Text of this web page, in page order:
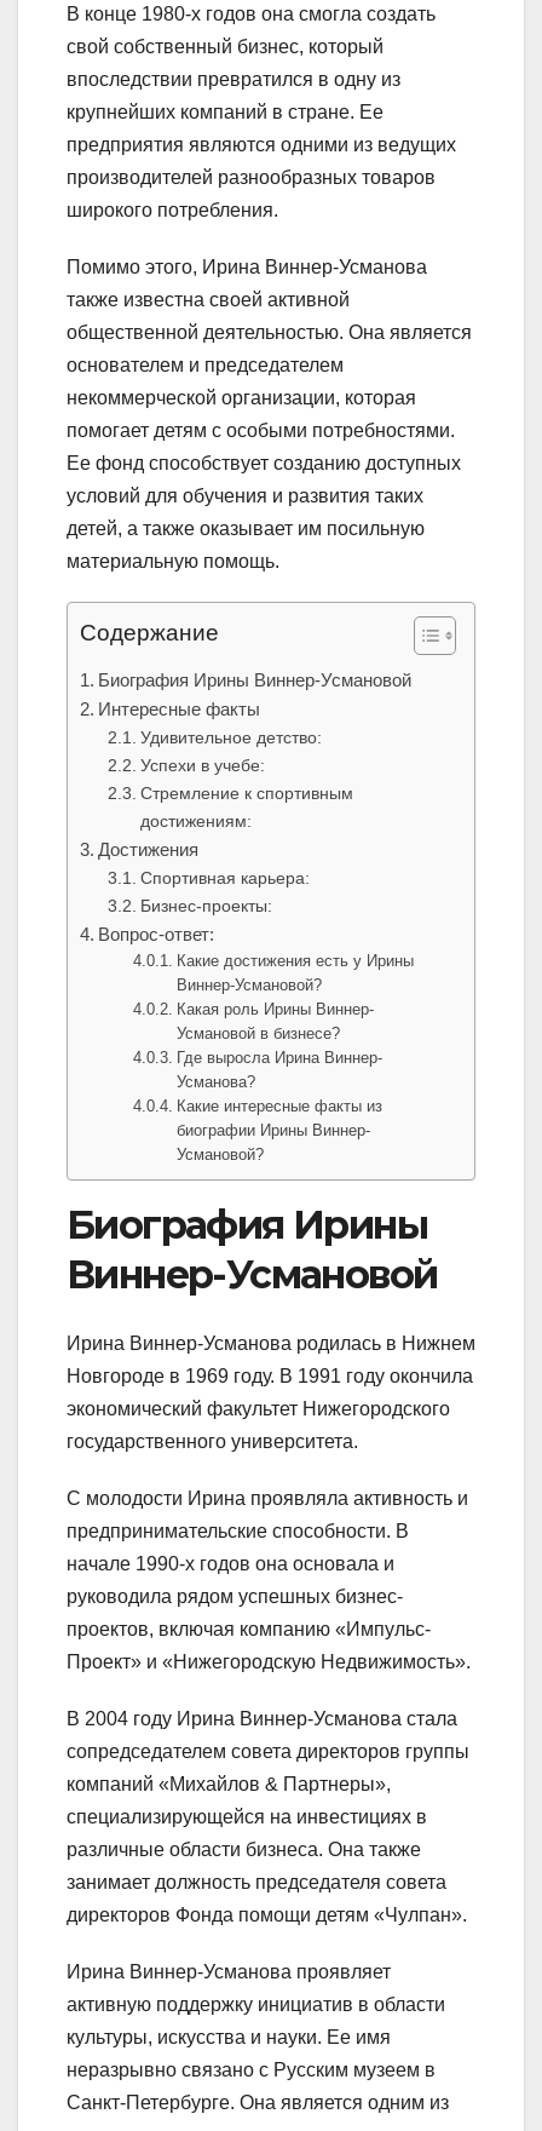
В конце 1980-х годов она смогла создать
свой собственный бизнес, который
впоследствии превратился в одну из
крупнейших компаний в стране. Ее
предприятия являются одними из ведущих
производителей разнообразных товаров
широкого потребления.
Помимо этого, Ирина Виннер-Усманова
также известна своей активной
общественной деятельностью. Она является
основателем и председателем
некоммерческой организации, которая
помогает детям с особыми потребностями.
Ее фонд способствует созданию доступных
условий для обучения и развития таких
детей, а также оказывает им посильную
материальную помощь.
Содержание
Биография Ирины Виннер-Усмановой
Интересные факты
Удивительное детство:
Успехи в учебе:
Стремление к спортивным
достижениям:
Достижения
Спортивная карьера:
Бизнес-проекты:
Вопрос-ответ:
Какие достижения есть у Ирины
Виннер-Усмановой?
Какая роль Ирины Виннер-
Усмановой в бизнесе?
Где выросла Ирина Виннер-
Усманова?
Какие интересные факты из
биографии Ирины Виннер-
Усмановой?
Биография Ирины
Виннер-Усмановой
Ирина Виннер-Усманова родилась в Нижнем
Новгороде в 1969 году. В 1991 году окончила
экономический факультет Нижегородского
государственного университета.
С молодости Ирина проявляла активность и
предпринимательские способности. В
начале 1990-х годов она основала и
руководила рядом успешных бизнес-
проектов, включая компанию «Импульс-
Проект» и «Нижегородскую Недвижимость».
В 2004 году Ирина Виннер-Усманова стала
сопредседателем совета директоров группы
компаний «Михайлов & Партнеры»,
специализирующейся на инвестициях в
различные области бизнеса. Она также
занимает должность председателя совета
директоров Фонда помощи детям «Чулпан».
Ирина Виннер-Усманова проявляет
активную поддержку инициатив в области
культуры, искусства и науки. Ее имя
неразрывно связано с Русским музеем в
Санкт-Петербурге. Она является одним из